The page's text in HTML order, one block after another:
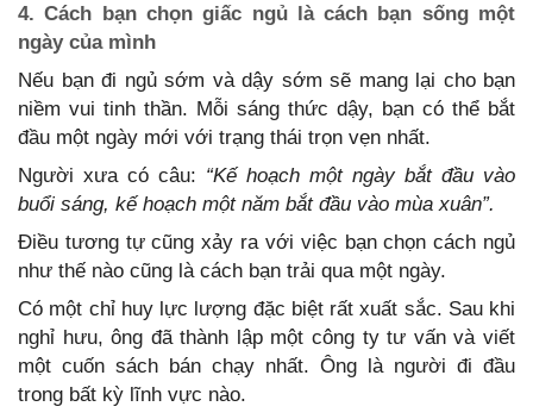
4. Cách bạn chọn giấc ngủ là cách bạn sống một
ngày của mình
Nếu bạn đi ngủ sớm và dậy sớm sẽ mang lại cho bạn
niềm vui tinh thần. Mỗi sáng thức dậy, bạn có thể bắt
đầu một ngày mới với trạng thái trọn vẹn nhất.
Người xưa có câu: “Kế hoạch một ngày bắt đầu vào
buổi sáng, kế hoạch một năm bắt đầu vào mùa xuân”.
Điều tương tự cũng xảy ra với việc bạn chọn cách ngủ
như thế nào cũng là cách bạn trải qua một ngày.
Có một chỉ huy lực lượng đặc biệt rất xuất sắc. Sau khi
nghỉ hưu, ông đã thành lập một công ty tư vấn và viết
một cuốn sách bán chạy nhất. Ông là người đi đầu
trong bất kỳ lĩnh vực nào.